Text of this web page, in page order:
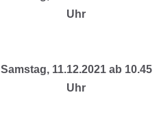
Uhr
Samstag, 11.12.2021 ab 10.45
Uhr